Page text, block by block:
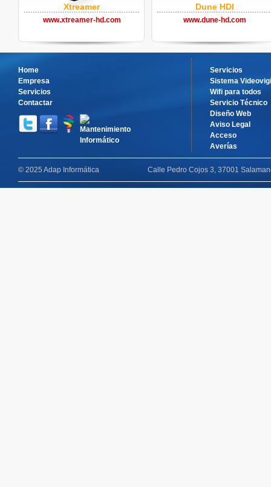
Xtreamer
www.xtreamer-hd.com
Dune HDI
www.dune-hd.com
Home
Empresa
Servicios
Contactar
Servicios
Sistema
Wifi para todos
Servicio Técnico
Diseño Web
Aviso Legal
Acceso
Averías
© 2025 Adap Informática Calle Pedro Cojos 3, 37001